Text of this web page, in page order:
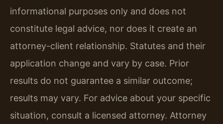
informational purposes only and does not
constitute legal advice, nor does it create an
attorney-client relationship. Statutes and their
application change and vary by case. Prior
results do not guarantee a similar outcome;
results may vary. For advice about your specific
situation, consult a licensed attorney. Attorney